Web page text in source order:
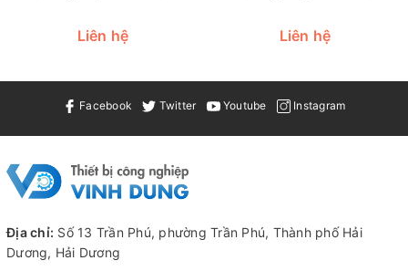
Liên hệ Liên hệ
Facebook Twitter Youtube Instagram
Địa chỉ: Số 13 Trần Phú, phường Trần Phú, Thành phố Hải
Dương, Hải Dương